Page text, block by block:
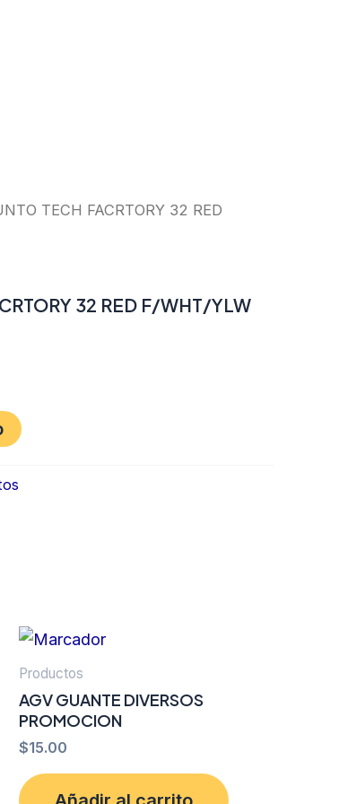
TECH FACRTORY 32 RED
32 RED F/WHT/YLW
Productos
AGV GUANTE DIVERSOS
PROMOCION
$15.00